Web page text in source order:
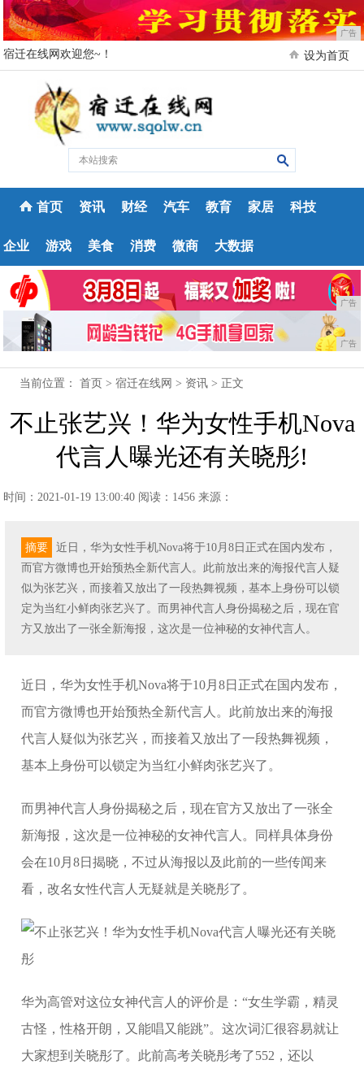
广告
宿迁在线网欢迎您~！ 设为首页
首页 资讯 财经 汽车 教育 家居 科技
企业 游戏 美食 消费 微商 大数据
广告
广告
当前位置：首页 >宿迁在线网 > 资讯 > 正文
不止张艺兴！华为女性手机Nova
代言人曝光还有关晓彤!
时间：2021-01-19 13:00:40 阅读：1456 来源：
摘要
近日，华为女性手机Nova将于10月8日正式在国内发布，
而官方微博也开始预热全新代言人。此前放出来的海报代言人疑
似为张艺兴，而接着又放出了一段热舞视频，基本上身份可以锁
定为当红小鲜肉张艺兴了。而男神代言人身份揭秘之后，现在官
方又放出了一张全新海报，这次是一位神秘的女神代言人。
近日，华为女性手机Nova将于10月8日正式在国内发布，
而官方微博也开始预热全新代言人。此前放出来的海报
代言人疑似为张艺兴，而接着又放出了一段热舞视频，
基本上身份可以锁定为当红小鲜肉张艺兴了。
而男神代言人身份揭秘之后，现在官方又放出了一张全
新海报，这次是一位神秘的女神代言人。同样具体身份
会在10月8日揭晓，不过从海报以及此前的一些传闻来
看，改名女性代言人无疑就是关晓彤了。
华为高管对这位女神代言人的评价是：“女生学霸，精灵
古怪，性格开朗，又能唱又能跳”。这次词汇很容易就让
大家想到关晓彤了。此前高考关晓彤考了552，还以